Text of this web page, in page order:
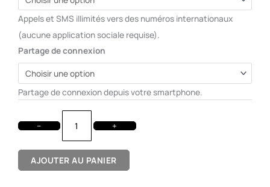
Appels et SMS illimités vers des numéros internationaux
(aucune application sociale requise).
Partage de connexion
Partage de connexion depuis votre smartphone.
− +
AJOUTER AU PANIER